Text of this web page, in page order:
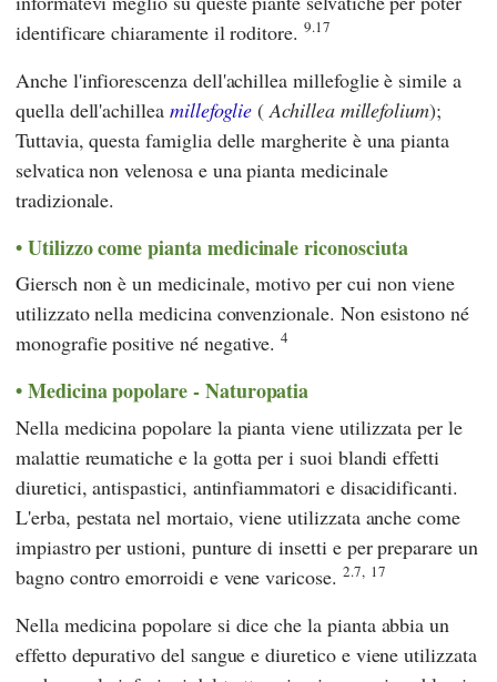
identificare chiaramente il roditore. 9.17
Anche l'infiorescenza dell'achillea millefoglie è simile a
quella dell'achillea millefoglie (Achillea millefolium);
Tuttavia, questa famiglia delle margherite è una pianta
selvatica non velenosa e una pianta medicinale
tradizionale.
Utilizzo come pianta medicinale riconosciuta
Giersch non è un medicinale, motivo per cui non viene
utilizzato nella medicina convenzionale. Non esistono né
monografie positive né negative.4
Medicina popolare - Naturopatia
Nella medicina popolare la pianta viene utilizzata per le
malattie reumatiche e la gotta per i suoi blandi effetti
diuretici, antispastici, antinfiammatori e disacidificanti.
L'erba, pestata nel mortaio, viene utilizzata anche come
impiastro per ustioni, punture di insetti e per preparare un
bagno contro emorroidi e vene varicose. 2.7, 17
Nella medicina popolare si dice che la pianta abbia un
effetto depurativo del sangue e diuretico e viene utilizzata